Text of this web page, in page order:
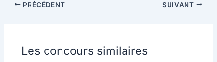
PRÉCÉDENT SUIVANT
Les concours similaires